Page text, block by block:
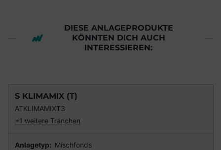
DIESE ANLAGEPRODUKTE
KÖNNTEN DICH AUCH
INTERESSIEREN:
S KLIMAMIX (T)
ATKLIMAMIXT3
+1 weitere Tranchen
Anlagetyp: Mischfonds